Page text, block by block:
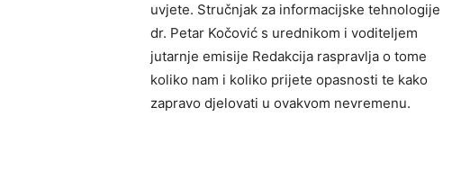
uvjete. Stručnjak za informacijske tehnologije
dr. Petar Kočović s urednikom i voditeljem
jutarnje emisije Redakcija raspravlja o tome
koliko nam i koliko prijete opasnosti te kako
zapravo djelovati u ovakvom nevremenu.